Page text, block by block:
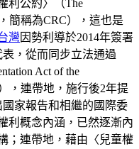
利公約〉（The
簡稱為CRC），這也是
灣 因勢利導於2014年簽署
，從而同步立法通過
Act of the
，連帶地，施行後2年提
家報告和相繼的國際委
利概念內涵，已然逐漸內
；連帶地，藉由〈兒童權